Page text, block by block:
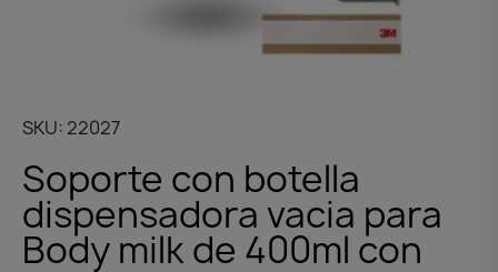
SKU 22027
Soporte con botella
dispensadora vacia para
Body milk de 400ml con